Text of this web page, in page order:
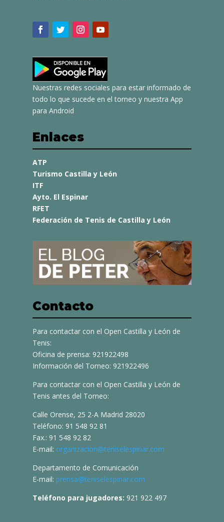
Nuestras redes sociales para estar informado de
todo lo que sucede en el torneo y nuestra App
para Android
Enlaces
ATP
Turismo Castilla y León
ITF
Ayto. El Espinar
RFET
Federación de Tenis de Castilla y León
Contacto
Para contactar con el Open Castilla y León de
Tenis:
Oficina de prensa: 921922498
Información del Torneo: 921922496
Para contactar con el Open Castilla y León de
Tenis antes del Torneo:
Calle Orense, 25 2-A Madrid 28020
Teléfono: 91 548 92 81
Fax.: 91 548 92 82
E-mail: organizacion@teniselespinar.com
Departamento de Comunicación
E-mail: prensa@teniselespinar.com
Teléfono para jugadores: 921 922 497